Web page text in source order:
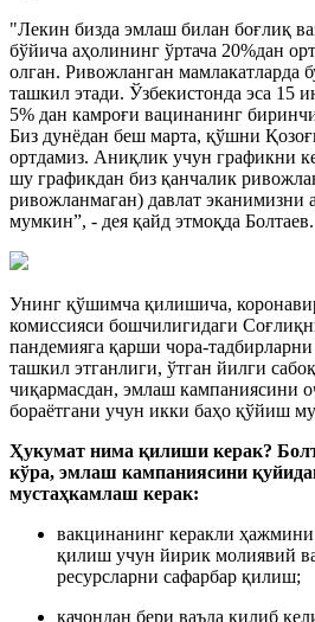
"Лекин бизда эмлаш билан боғлиқ
бўйича аҳолининг ўртача 20%дан
олган. Ривожланган мамлакатларда
ташкил этади. Ўзбекистонда эса 15
5% дан камроғи вацинанинг
Биз дунёдан беш марта, қўшни
ортдамиз. Аниқлик учун графикни
шу графикдан биз қанчалик
ривожланмаган) давлат
мумкин”, - дея қайд этмоқда Болтаев.
Унинг қўшимча қилишича,
комиссияси бошчилигидаги
пандемияга қарши чора-тадбирларни
ташкил этганлиги, ўтган йилги
чиқармасдан, эмлаш кампаниясини
бораётгани учун икки баҳо қўйиш
Ҳукумат нима қилиши керак?
кўра, эмлаш кампаниясини
мустаҳкамлаш керак:
вакцинанинг керакли
қилиш учун йирик молиявий
ресурсларни сафарбар қилиш;
қачондан бери ваъда қилиб